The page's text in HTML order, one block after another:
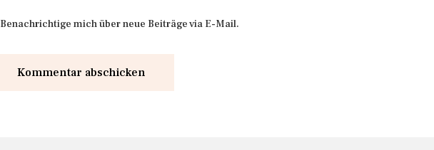
Benachrichtige mich über neue Beiträge via E-Mail.